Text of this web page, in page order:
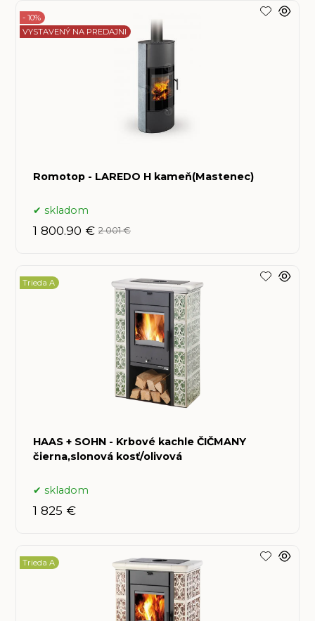
Romotop - LAREDO H kameň(Mastenec)
- 10%
VYSTAVENÝ NA PREDAJNI
skladom
1 800.90 € 2 001 €
HAAS + SOHN - Krbové kachle ČIČMANY
čierna,slonová kosť/olivová
Trieda A
skladom
1 825 €
Trieda A